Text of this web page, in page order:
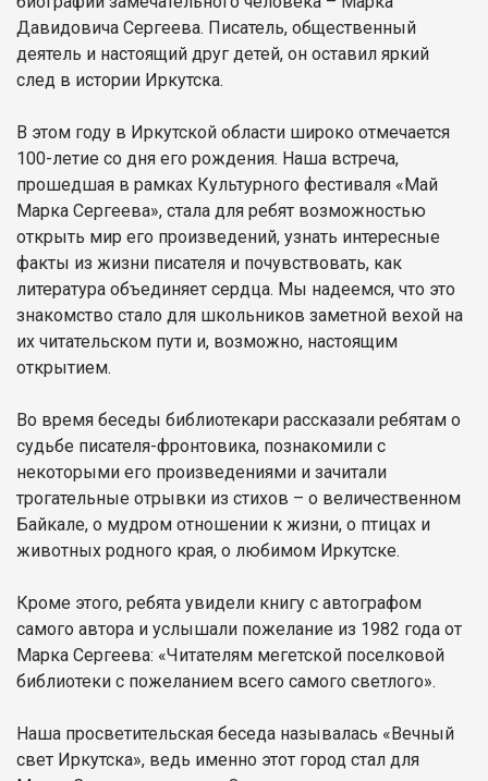
Давидовича Сергеева. Писатель, общественный
деятель и настоящий друг детей, он оставил яркий
след в истории Иркутска.
В этом году в Иркутской области широко отмечается
100-летие со дня его рождения. Наша встреча,
прошедшая в рамках Культурного фестиваля «Май
Марка Сергеева», стала для ребят возможностью
открыть мир его произведений, узнать интересные
факты из жизни писателя и почувствовать, как
литература объединяет сердца. Мы надеемся, что это
знакомство стало для школьников заметной вехой на
их читательском пути и, возможно, настоящим
открытием.
Во время беседы библиотекари рассказали ребятам о
судьбе писателя-фронтовика, познакомили с
некоторыми его произведениями и зачитали
трогательные отрывки из стихов – о величественном
Байкале, о мудром отношении к жизни, о птицах и
животных родного края, о любимом Иркутске.
Кроме этого, ребята увидели книгу с автографом
самого автора и услышали пожелание из 1982 года от
Марка Сергеева: «Читателям мегетской поселковой
библиотеки с пожеланием всего самого светлого».
Наша просветительская беседа называлась «Вечный
свет Иркутска», ведь именно этот город стал для